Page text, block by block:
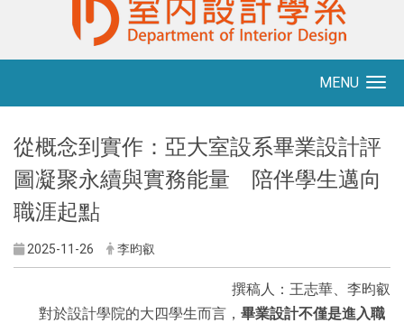
MENU
從概念到實作：亞大室設系畢業設計評
圖凝聚永續與實務能量 陪伴學生邁向
職涯起點
2025-11-26 李昀叡
撰稿人：王志華、李昀叡
對於設計學院的大四學生而言， 畢業設計不僅是進入職